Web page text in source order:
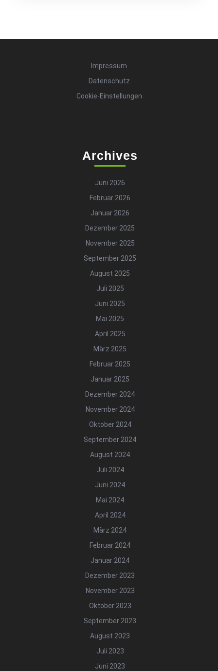
Impressum
Datenschutz
Cookie-Einstellungen
Archives
Juni 2026
Februar 2026
Januar 2026
Dezember 2025
November 2025
September 2025
August 2025
Juli 2025
Juni 2025
Mai 2025
April 2025
März 2025
Februar 2025
Januar 2025
Dezember 2024
November 2024
Oktober 2024
September 2024
August 2024
Juli 2024
Juni 2024
Mai 2024
April 2024
März 2024
Februar 2024
Januar 2024
Dezember 2023
November 2023
Oktober 2023
September 2023
August 2023
Juli 2023
Juni 2023